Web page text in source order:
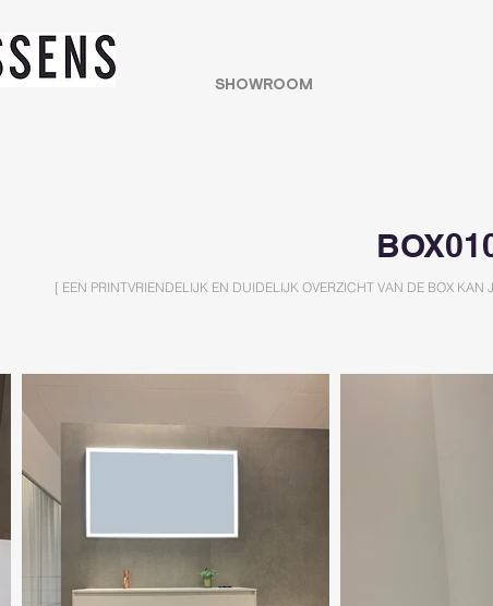
[ EEN PRINTVRIENDELIJK EN DUIDELIJK OVERZICHT VAN DE BOX
SHOWROOM